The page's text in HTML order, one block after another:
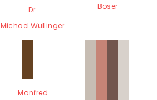
Dr.
Michael Wullinger
Boser
Manfred